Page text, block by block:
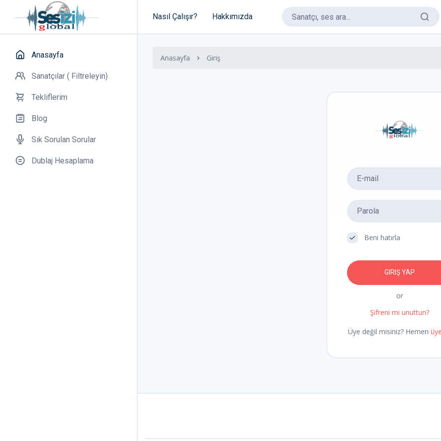
Nasıl Çalışır? Hakkımızda
Anasayfa
Sanatçılar ( Filtreleyin)
Tekliflerim
Blog
Sık Sorulan Sorular
Dublaj Hesaplama
Anasayfa Giriş
Beni hatırla
or
Şifreni mi unuttun?
Üye değil misiniz? Hemen